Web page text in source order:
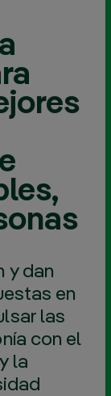
y dan
en
las
con el
la